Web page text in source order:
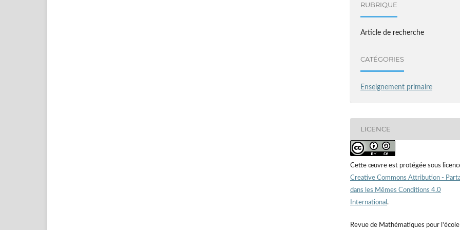
RUBRIQUE
Article de recherche
CATÉGORIES
Enseignement primaire
LICENCE
Cette œuvre est protégée sous
Creative Commons Attribution -
dans les Mêmes Conditions 4.0
International .
Revue de Mathématiques pour l'école